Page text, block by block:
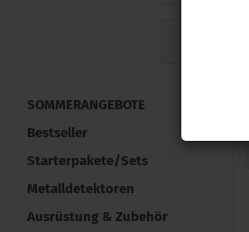
SOMMERANGEBOTE
Bestseller
Starterpakete/Sets
Metalldetektoren
Ausrüstung & Zubehör